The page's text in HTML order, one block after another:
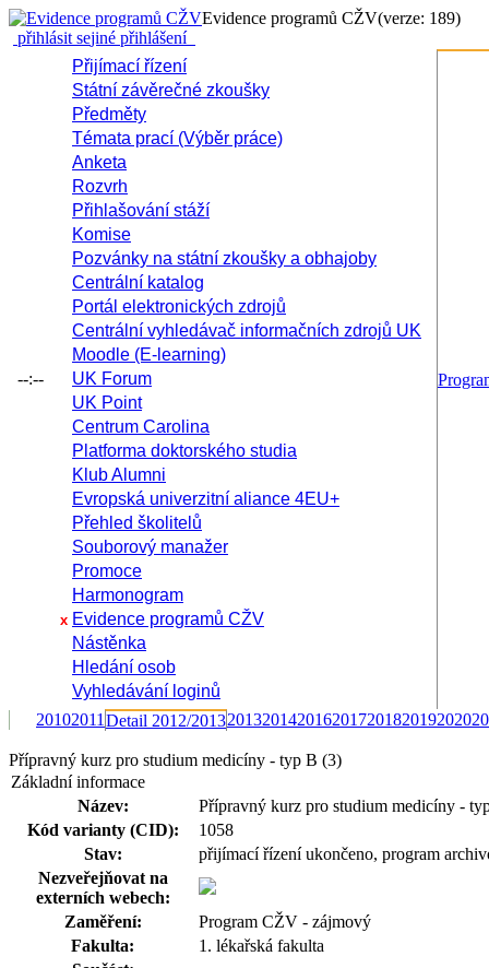
Evidence programů CŽV(verze: 189)
přihlásit sejiné přihlášení
--:--
Přijímací řízení
Státní závěrečné zkoušky
Předměty
Témata prací (Výběr práce)
Anketa
Rozvrh
Přihlašování stáží
Komise
Pozvánky na státní zkoušky a obhajoby
Centrální katalog
Portál elektronických zdrojů
Centrální vyhledávač informačních zdrojů UK
Moodle (E-learning)
UK Forum
UK Point
Centrum Carolina
Platforma doktorského studia
Klub Alumni
Evropská univerzitní aliance 4EU+
Přehled školitelů
Souborový manažer
Promoce
Harmonogram
x Evidence programů CŽV
Nástěnka
Hledání osob
Vyhledávání loginů
20102011 Detail 2012/20132013201420162017201820192020
Přípravný kurz pro studium medicíny - typ B (3)
Základní informace
Název:
Přípravný kurz pro studium medicíny -
Kód varianty (CID):
1058
Stav:
přijímací řízení ukončeno, program
Nezveřejňovat na
externích webech:
Zaměření:
Program CŽV - zájmový
Fakulta:
1. lékařská fakulta